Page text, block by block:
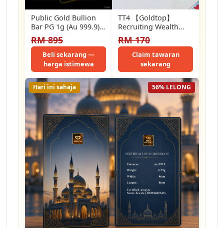
Public Gold Bullion
Bar PG 1g (Au 999.9)
24K - The King
RM 895
Beli sekarang —
harga istimewa
TT4 【Goldtop】
Recruiting Wealth
Gold Sheet Red
Envelope Pure Gold
999 (0.2g) Gold…
RM 170
Claim tawaran
sekarang
56% LELONG
Hari ini sahaja